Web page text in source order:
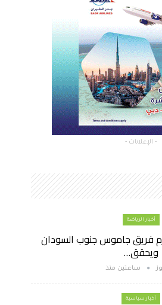
- الإعلانات -
أخبار الرياضة
فريق جاموس جنوب السودان
ويحقق…
ساعتين منذ
أخبار سياسية